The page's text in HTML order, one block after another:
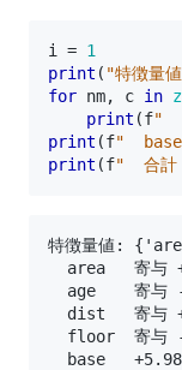
i = 1
print ( "特徴量
for nm, c in
print (f"
print (f"
print (f"  合
特徴量値:
area   寄与
age    寄与
dist   寄与
floor  寄与
base